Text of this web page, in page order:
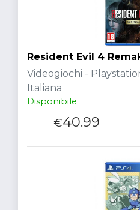
Resident Evil 4
Videogiochi -
Italiana
Disponibile
€40.99